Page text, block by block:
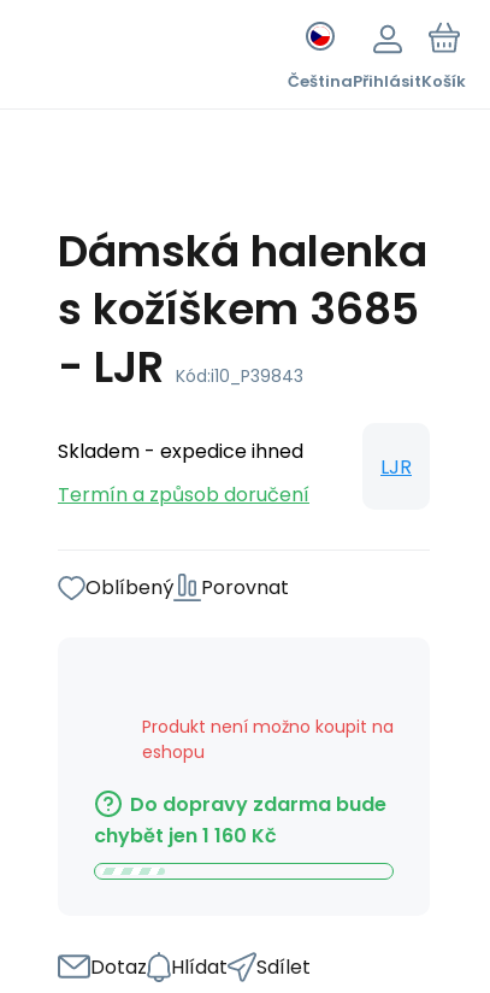
ČeštinaPřihlásitKošík
Dámská halenka
s kožíškem 3685
- LJR Kód:i10_P39843
Skladem - expedice ihned
Termín a způsob doručení
LJR
Oblíbený Porovnat
Produkt není možno koupit na
eshopu
Do dopravy zdarma bude
chybět jen1 160 Kč
Dotaz Hlídat Sdílet